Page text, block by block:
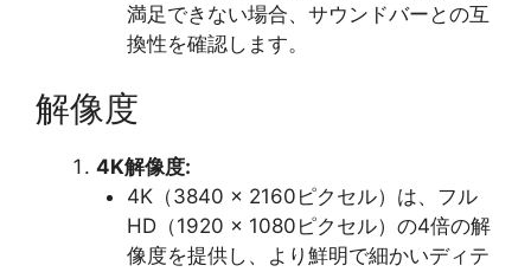
満足できない場合、サウンドバーとの互
換性を確認します。
解像度
4K解像度:
4K（3840 x 2160ピクセル）は、フル
HD（1920 x 1080ピクセル）の4倍の解
像度を提供し、より鮮明で細かいディテ